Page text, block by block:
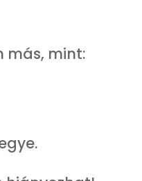
más, mint: